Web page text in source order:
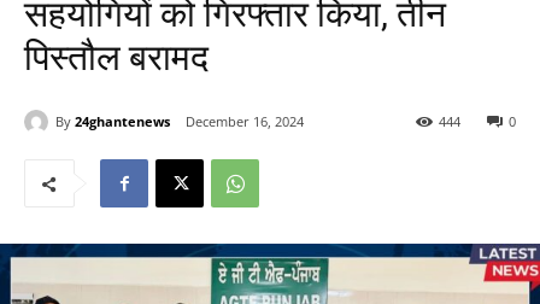
सहयोगियों को गिरफ्तार किया, तीन
पिस्तौल बरामद
By 24ghantenews December 16, 2024 0
444